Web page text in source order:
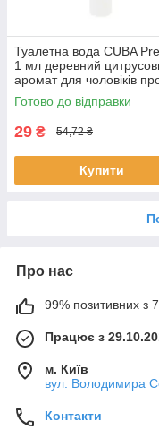
Туалетна вода CUBA
1 мл деревний
аромат для чоловіків
парфумів Куба оригінал
Готово до відправки
29 ₴ 54,72 ₴
Купити
Про нас
99% позитивних з
Працює з
м. Київ
вул. Володимира
Контакти